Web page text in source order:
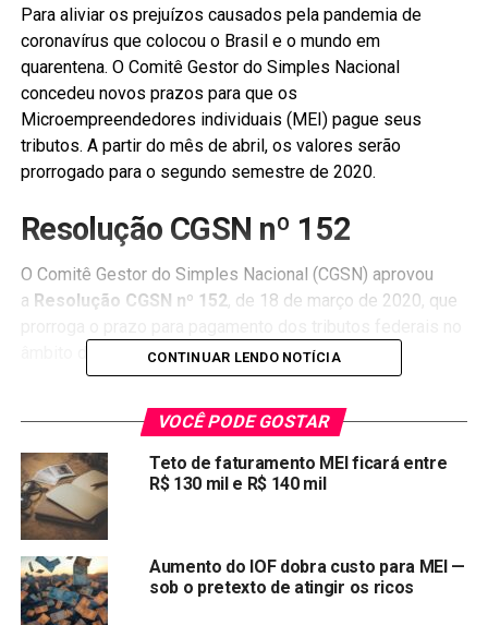
Para aliviar os prejuízos causados pela pandemia de
coronavírus que colocou o Brasil e o mundo em
quarentena. O Comitê Gestor do Simples Nacional
concedeu novos prazos para que os
Microempreendedores individuais (MEI) pague seus
tributos. A partir do mês de abril, os valores serão
prorrogado para o segundo semestre de 2020.
Resolução CGSN nº 152
O Comitê Gestor do Simples Nacional (CGSN) aprovou
a Resolução CGSN nº 152, de 18 de março de 2020, que
âmbito do Simples Nacional.
Gerador do Documento de Arrecadação do Simples
Nacional – Declaratório (PGDAS-D) e Programa Gerador
do DAS para o MEI (PGMEI) foram prorrogados da
seguinte forma:
I – o Período de Apuração Março de 2020, com
vencimento original em 20 de abril de 2020, fica
com vencimento para 20 de outubro de 2020;
CONTINUAR LENDO NOTÍCIA
VOCÊ PODE GOSTAR
Teto de faturamento MEI ficará entre
R$ 130 mil e R$ 140 mil
Aumento do IOF dobra custo para MEI —
sob o pretexto de atingir os ricos